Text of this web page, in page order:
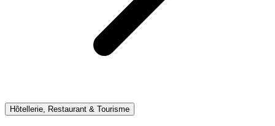
Hôtellerie, Restaurant & Tourisme